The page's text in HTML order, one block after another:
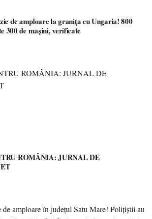
de amploare la granița cu Ungaria! 800
300 de mașini, verificate
ROMÂNIA: JURNAL DE